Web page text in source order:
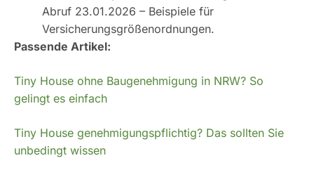
Abruf 23.01.2026 – Beispiele für
Versicherungsgrößenordnungen.
Passende Artikel:
Tiny House ohne Baugenehmigung in NRW? So
gelingt es einfach
Tiny House genehmigungspflichtig? Das sollten Sie
unbedingt wissen